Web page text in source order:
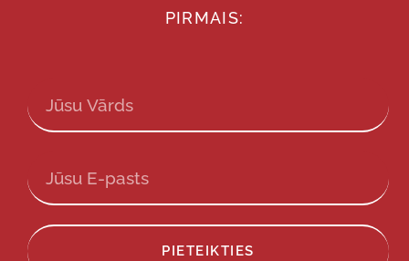
PIRMAIS:
PIETEIKTIES